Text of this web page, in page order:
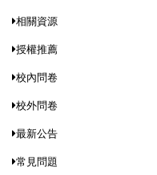
相關資源
授權推薦
校內問卷
校外問卷
最新公告
常見問題